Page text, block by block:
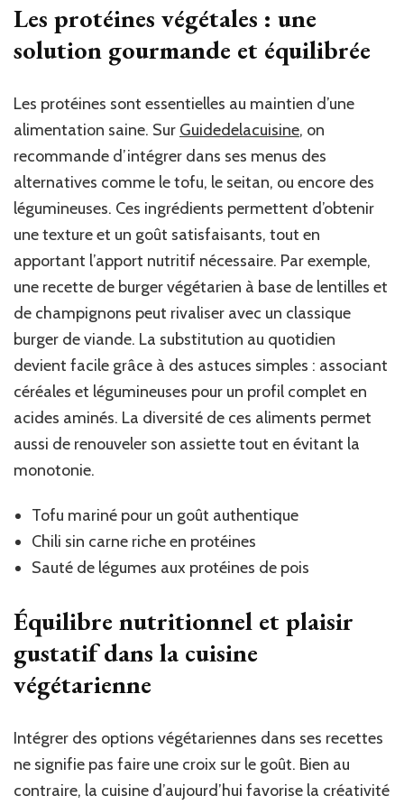
Les protéines végétales : une
solution gourmande et équilibrée
Les protéines sont essentielles au maintien d’une
alimentation saine. Sur Guidedelacuisine, on
recommande d’intégrer dans ses menus des
alternatives comme le tofu, le seitan, ou encore des
légumineuses. Ces ingrédients permettent d’obtenir
une texture et un goût satisfaisants, tout en
apportant l’apport nutritif nécessaire. Par exemple,
une recette de burger végétarien à base de lentilles et
de champignons peut rivaliser avec un classique
burger de viande. La substitution au quotidien
devient facile grâce à des astuces simples : associant
céréales et légumineuses pour un profil complet en
acides aminés. La diversité de ces aliments permet
aussi de renouveler son assiette tout en évitant la
monotonie.
Tofu mariné pour un goût authentique
Chili sin carne riche en protéines
Sauté de légumes aux protéines de pois
Équilibre nutritionnel et plaisir
gustatif dans la cuisine
végétarienne
Intégrer des options végétariennes dans ses recettes
ne signifie pas faire une croix sur le goût. Bien au
contraire, la cuisine d’aujourd’hui favorise la créativité